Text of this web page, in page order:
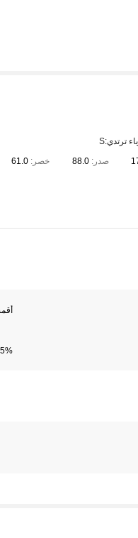
ترتدي:S
صدر:88.0 خصر: 61.0
95% البوليستر,